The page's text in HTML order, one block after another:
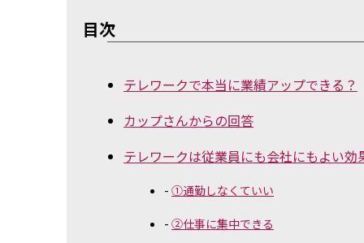
目次
テレワークで本当に業績アップできる？
カップさんからの回答
テレワークは従業員にも会社にもよい効
①通勤しなくていい
②仕事に集中できる